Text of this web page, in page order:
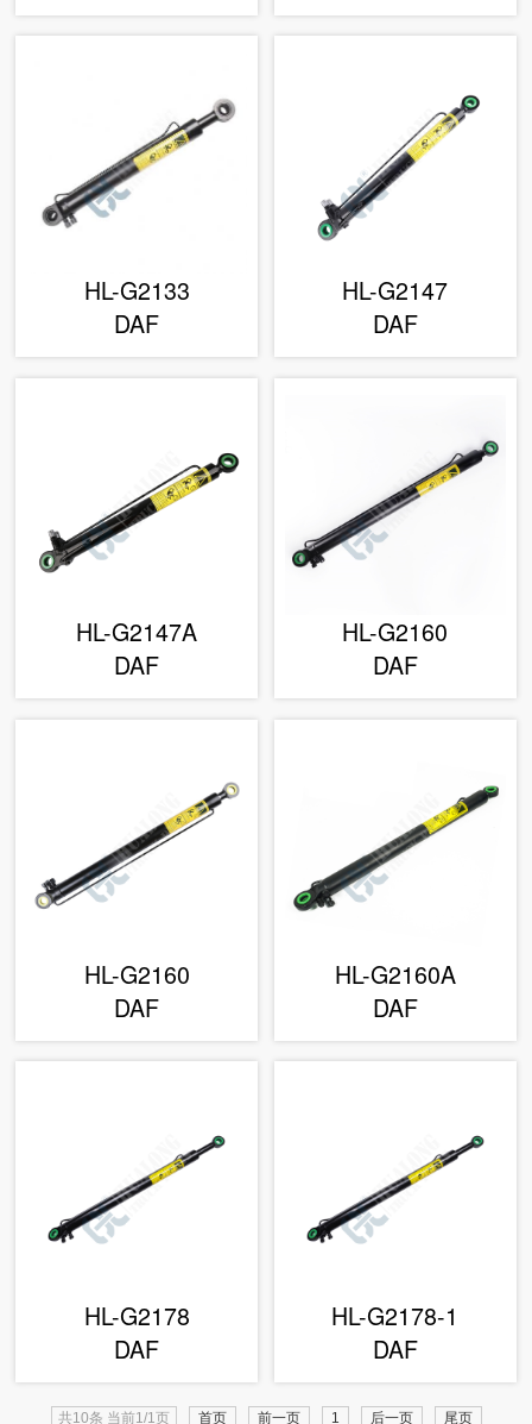
HL-G2133
DAF
HL-G2147
DAF
HL-G2147A
DAF
HL-G2160
DAF
HL-G2160
DAF
HL-G2160A
DAF
HL-G2178
DAF
HL-G2178-1
DAF
共10条 当前1/1页 首页 前一页 1 后一页 尾页